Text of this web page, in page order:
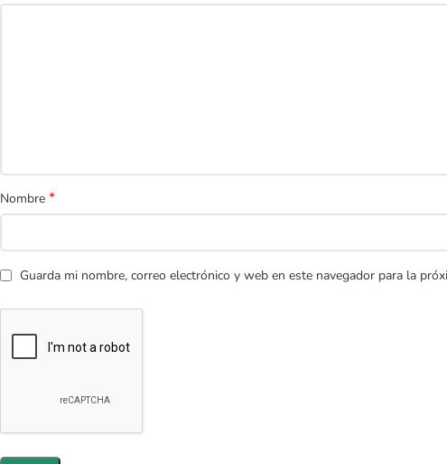
Nombre *
Guarda mi nombre, correo electrónico y web en este navegador para la